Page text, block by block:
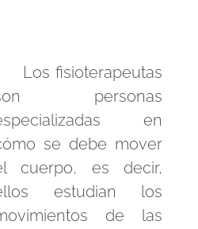
Los fisioterapeutas
personas
en
se debe mover
cuerpo, es decir,
estudian los
de las